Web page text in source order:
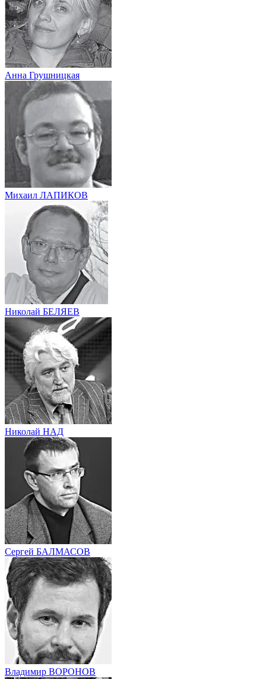
Анна Грушницкая
Михаил ЛАПИКОВ
Николай БЕЛЯЕВ
Николай НАД
Сергей БАЛМАСОВ
Владимир ВОРОНОВ